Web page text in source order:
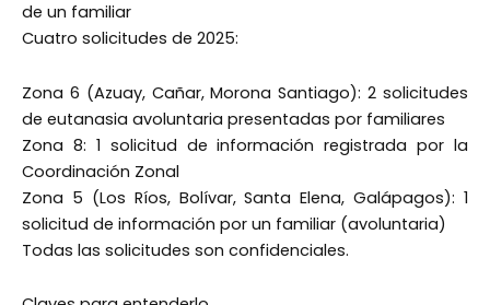
de un familiar
Cuatro solicitudes de 2025:
Zona 6 (Azuay, Cañar, Morona Santiago): 2 solicitudes
de eutanasia avoluntaria presentadas por familiares
Zona 8: 1 solicitud de información registrada por la
Coordinación Zonal
Zona 5 (Los Ríos, Bolívar, Santa Elena, Galápagos): 1
solicitud de información por un familiar (avoluntaria)
Todas las solicitudes son confidenciales.